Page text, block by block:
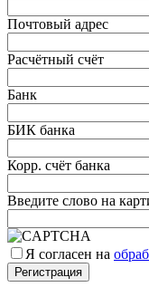
Почтовый адрес
Расчётный счёт
Банк
БИК банка
Корр. счёт банка
Введите слово на
Я согласен на